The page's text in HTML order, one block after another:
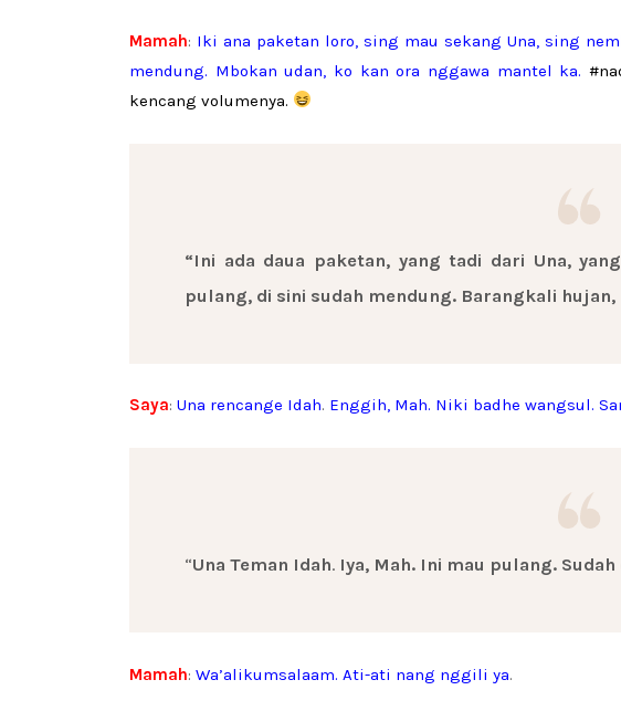
Mamah: Iki ana paketan loro, sing mau sekang Una, sing
mendung. Mbokan udan, ko kan ora nggawa mantel ka.
kencang volumenya.
“Ini ada daua paketan, yang tadi dari Una,
pulang, di sini sudah mendung. Barangkali
Saya: Una rencange Idah. Enggih, Mah. Niki badhe wangsul.
“Una Teman Idah. Iya, Mah. Ini mau pulang.
Mamah: Wa’alikumsalaam. Ati-ati nang nggili ya.